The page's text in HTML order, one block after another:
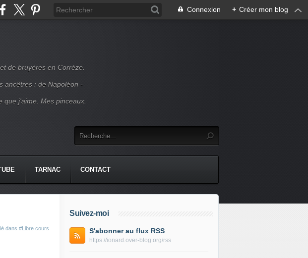
Connexion + Créer mon blog
de bruyères en Corrèze.
ancêtres : de Napoléon -
j'aime. Mes pinceaux.
TARNAC CONTACT
dans #Libre cours
Suivez-moi
S'abonner au flux RSS
https://ionard.over-blog.org/rss